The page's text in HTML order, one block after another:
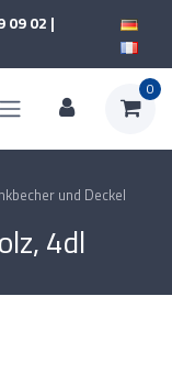
09 02 |
0
und Deckel
4dl